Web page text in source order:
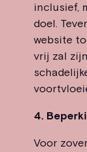
inclusief,
doel.
website
vrij zal
4.
Voor